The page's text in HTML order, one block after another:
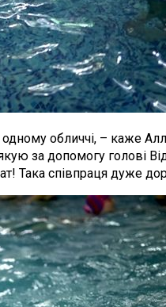
обличчі, – каже
за допомогу голові
Така співпраця дуже